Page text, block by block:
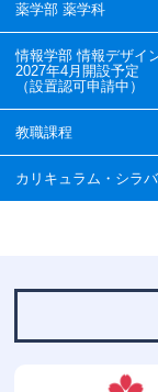
薬学部 薬学科
情報学部 情報デザイ
2027年4月開設予定
（設置認可申請中）
教職課程
カリキュラム・シラ